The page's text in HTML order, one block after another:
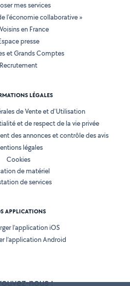
nous :
mes services
l'économie collaborative »
en France
presse
et Grands Comptes
Recrutement
LÉGALES
de Vente et d'Utilisation
et de respect de la vie privée
des annonces et contrôle des avis
légales
Cookies
de matériel
de services
APPLICATIONS
l’application iOS
l’application Android